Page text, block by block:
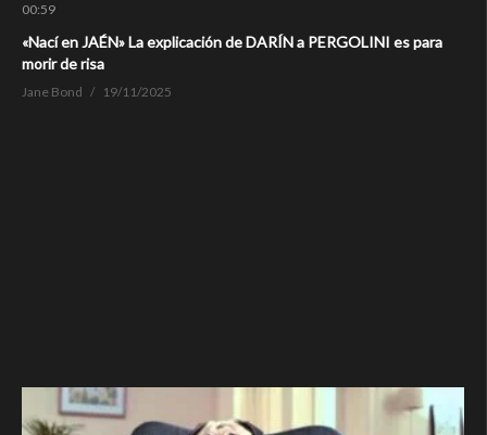
00:59
«Nací en JAÉN» La explicación de DARÍN a PERGOLINI es para
morir de risa
Jane Bond 19/11/2025